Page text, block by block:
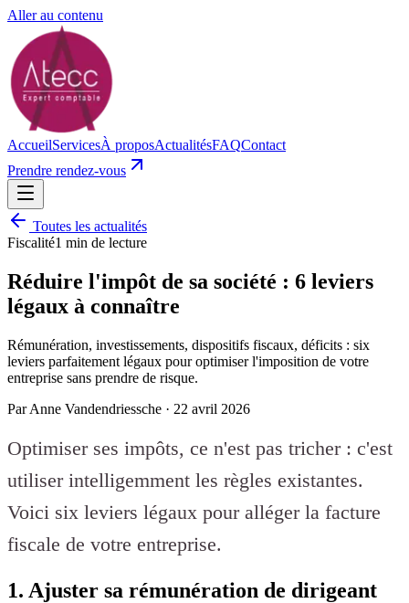
Aller au contenu
AccueilServicesÀ proposActualitésFAQContact
Prendre rendez-vous
Toutes les actualités
Fiscalité1 min de lecture
Réduire l'impôt de sa société : 6 leviers
légaux à connaître
Rémunération, investissements, dispositifs fiscaux, déficits : six
leviers parfaitement légaux pour optimiser l'imposition de votre
entreprise sans prendre de risque.
ParAnne Vandendriessche · 22 avril 2026
Optimiser ses impôts, ce n'est pas tricher : c'est
utiliser intelligemment les règles existantes.
Voici six leviers légaux pour alléger la facture
fiscale de votre entreprise.
1. Ajuster sa rémunération de dirigeant